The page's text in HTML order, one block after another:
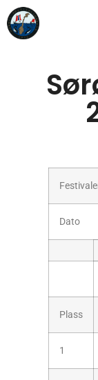
Dato
Plass
1